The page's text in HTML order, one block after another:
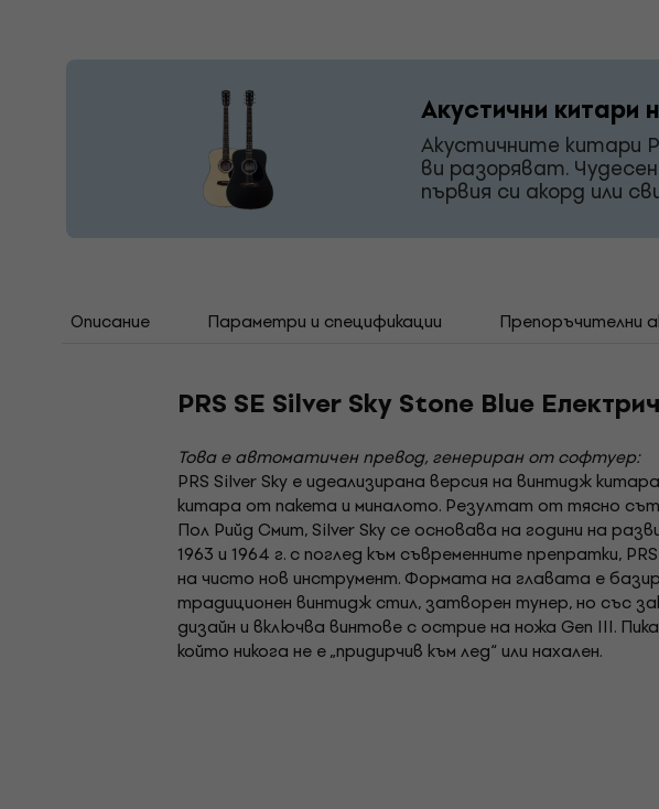
Акустични китари
Акустичните китари
ви разоряват.
първия си акорд или
Описание Параметри и спецификации Препоръчителни
PRS SE Silver Sky Stone Blue
Това е автоматичен превод, генериран от софтуер:
PRS Silver Sky е идеализирана версия на винтидж
китара от пакета и миналото. Резултат от тясно
Пол Рийд Смит, Silver Sky се основава на години на
1963 и 1964 г. с поглед към съвременните препратки,
на чисто нов инструмент. Формата на главата е
традиционен винтидж стил, затворен тунер, но със
дизайн и включва винтове с острие на ножа Gen III.
който никога не е „придирчив към лед“ или нахален.